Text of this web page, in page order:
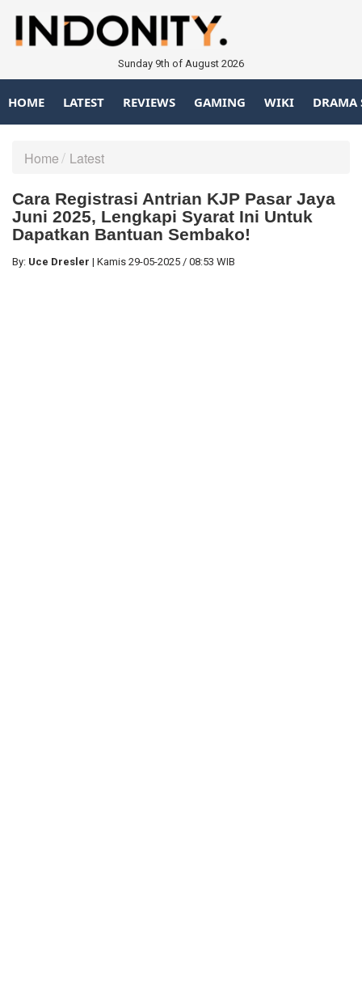
Sunday 9th of August 2026
HOME LATEST REVIEWS GAMING WIKI DRAMA
Home Latest
Cara Registrasi Antrian KJP Pasar Jaya
Juni 2025, Lengkapi Syarat Ini Untuk
Dapatkan Bantuan Sembako!
By: Uce Dresler | Kamis 29-05-2025 / 08:53 WIB